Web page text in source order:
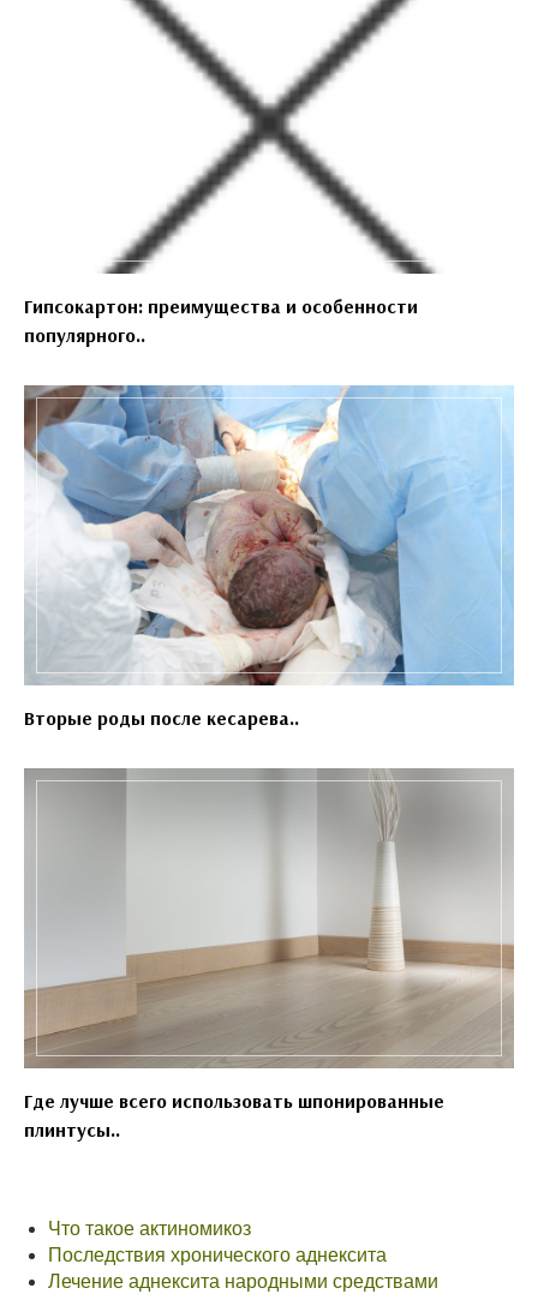
Гипсокартон: преимущества и особенности
популярного..
Вторые роды после кесарева..
Где лучше всего использовать шпонированные
плинтусы..
Что такое актиномикоз
Последствия хронического аднексита
Лечение аднексита народными средствами